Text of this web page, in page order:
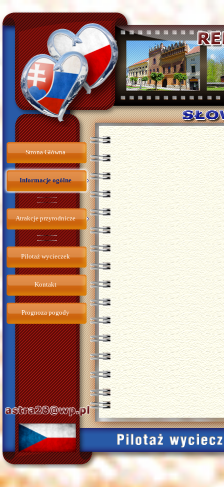
Strona Główna
Informacje ogólne
Atrakcje przyrodnicze
Pilotaż wycieczek
Kontakt
Prognoza pogody